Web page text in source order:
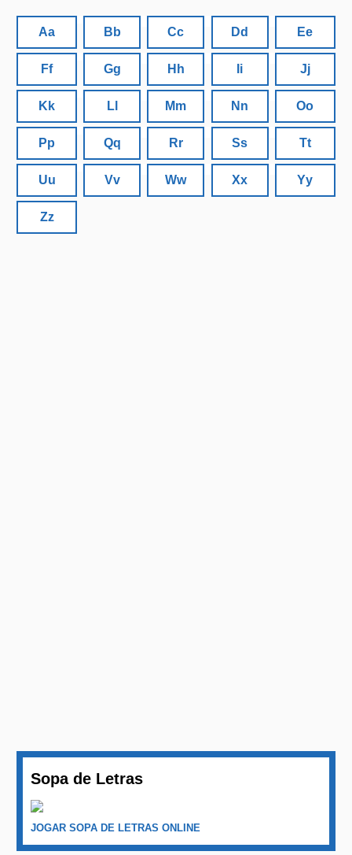
Aa Bb Cc Dd Ee
Ff Gg Hh Ii Jj
Kk Ll Mm Nn Oo
Pp Qq Rr Ss Tt
Uu Vv Ww Xx Yy
Zz
Sopa de Letras
JOGAR SOPA DE LETRAS ONLINE